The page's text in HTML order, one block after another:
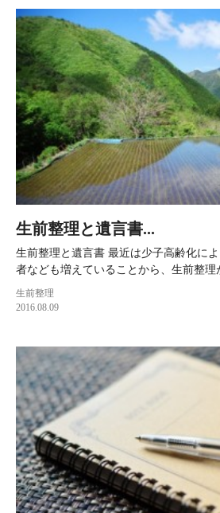
生前整理と遺言書...
生前整理と遺言書 最近は少子高齢化に
者なども増えていることから、生前整理
生前整理
2016.08.09